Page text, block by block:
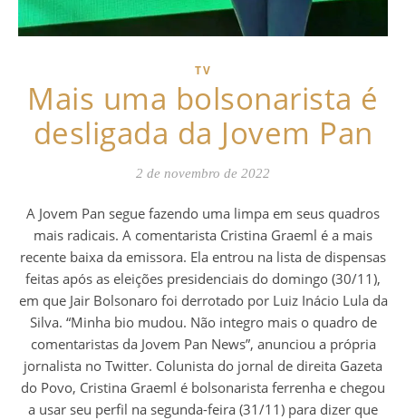
TV
Mais uma bolsonarista é
desligada da Jovem Pan
2 de novembro de 2022
A Jovem Pan segue fazendo uma limpa em seus quadros
mais radicais. A comentarista Cristina Graeml é a mais
recente baixa da emissora. Ela entrou na lista de dispensas
feitas após as eleições presidenciais do domingo (30/11),
em que Jair Bolsonaro foi derrotado por Luiz Inácio Lula da
Silva. “Minha bio mudou. Não integro mais o quadro de
comentaristas da Jovem Pan News”, anunciou a própria
jornalista no Twitter. Colunista do jornal de direita Gazeta
do Povo, Cristina Graeml é bolsonarista ferrenha e chegou
a usar seu perfil na segunda-feira (31/11) para dizer que